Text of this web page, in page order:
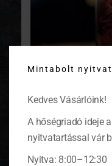
Mintabolt
Kedves Vásárlóink!
A hőségriadó ideje
nyitvatartással vár
Nyitva: 8:00–12:30